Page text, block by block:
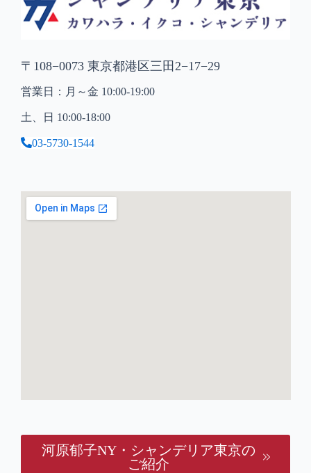
〒108−0073 東京都港区三田2−17−29
営業日：月～金 10:00-19:00
土、日 10:00-18:00
03-5730-1544
河原郁子NY・シャンデリア東京の
ご紹介